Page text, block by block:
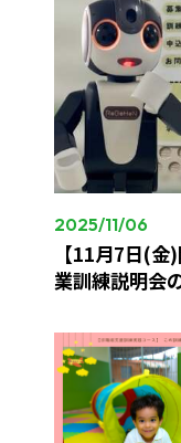
2025/11/06
【11月7日(
業訓練説明会